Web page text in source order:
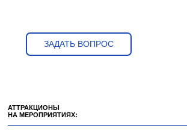
ЗАДАТЬ ВОПРОС
АТТРАКЦИОНЫ
НА МЕРОПРИЯТИЯХ: